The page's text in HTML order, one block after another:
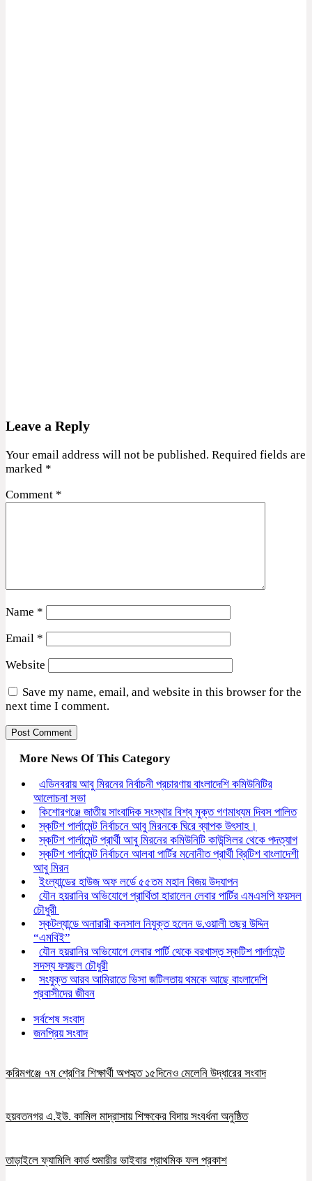
Leave a Reply
Your email address will not be published. Required fields are
marked *
Comment *
Name *
Email *
Website
Save my name, email, and website in this browser for the
next time I comment.
More News Of This Category
এডিনবরায় আবু মিরনের নির্বাচনী প্রচারণায় বাংলাদেশি কমিউনিটির
আলোচনা সভা
কিশোরগঞ্জে জাতীয় সাংবাদিক সংস্থার বিশ্ব মুক্ত গণমাধ্যম দিবস পালিত
স্কটিশ পার্লামেন্ট নির্বাচনে আবু মিরনকে ঘিরে ব্যাপক উৎসাহ।
স্কটিশ পার্লামেন্ট প্রার্থী আবু মিরনের কমিউনিটি কাউন্সিলর থেকে পদত্যাগ
স্কটিশ পার্লামেন্ট নির্বাচনে আলবা পার্টির মনোনীত প্রার্থী ব্রিটিশ বাংলাদেশী
আবু মিরন
ইংল্যান্ডের হাউজ অফ লর্ডে ৫৫তম মহান বিজয় উদযাপন
যৌন হয়রানির অভিযোগে প্রার্থিতা হারালেন লেবার পার্টির এমএসপি ফয়সল
চৌধুরী
স্কটল্যান্ডে অনারারী কনসাল নিযুক্ত হলেন ড.ওয়ালী তছর উদ্দিন
“এমবিই”
যৌন হয়রানির অভিযোগে লেবার পার্টি থেকে বরখাস্ত স্কটিশ পার্লামেন্ট
সদস্য ফয়ছল চৌধুরী
সংযুক্ত আরব আমিরাতে ভিসা জটিলতায় থমকে আছে বাংলাদেশি
প্রবাসীদের জীবন
সর্বশেষ সংবাদ
জনপ্রিয় সংবাদ
করিমগঞ্জে ৭ম শ্রেণির শিক্ষার্থী অপহৃত ১৫দিনেও মেলেনি উদ্ধারের সংবাদ
হয়বতনগর এ.ইউ. কামিল মাদ্রাসায় শিক্ষকের বিদায় সংবর্ধনা অনুষ্ঠিত
তাড়াইলে ফ্যামিলি কার্ড শুমারীর ভাইবার প্রাথমিক ফল প্রকাশ